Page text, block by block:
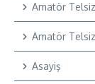
Amatör
Amatör
Asayiş